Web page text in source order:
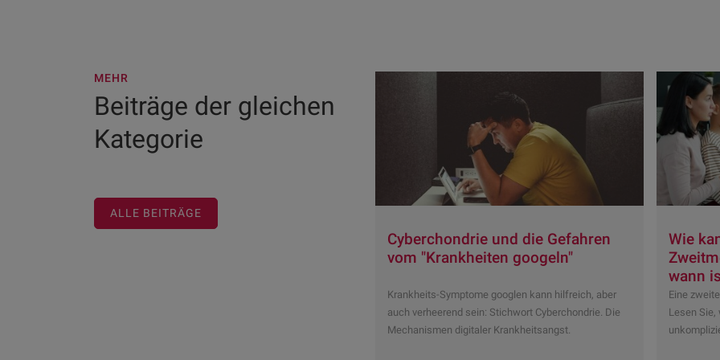
MEHR
Beiträge der gleichen
Kategorie
ALLE BEITRÄGE
Cyberchondrie und die Gefahren
vom "Krankheiten googeln"
Krankheits-Symptome googlen kann hilfreich, aber
auch verheerend sein: Stichwort Cyberchondrie. Die
Mechanismen digitaler Krankheitsangst.
Wie
wann
Eine
Lesen